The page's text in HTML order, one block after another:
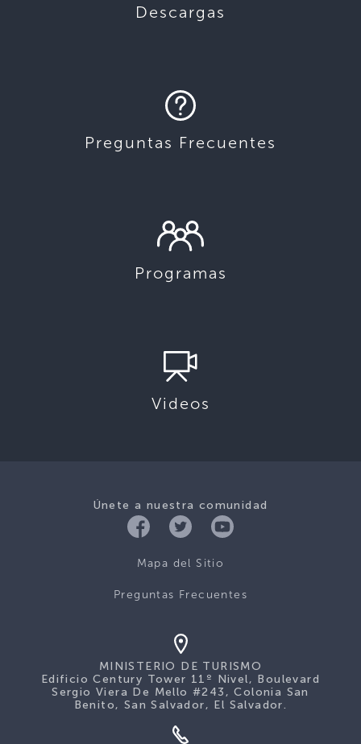
Descargas
Preguntas Frecuentes
Programas
Videos
Únete a nuestra comunidad
Mapa del Sitio
Preguntas Frecuentes
MINISTERIO DE TURISMO
Edificio Century Tower 11º Nivel, Boulevard
Sergio Viera De Mello #243, Colonia San
Benito, San Salvador, El Salvador.